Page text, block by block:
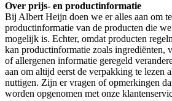
Over prijs- en productinformatie
Bij Albert Heijn doen we er alles aan om
productinformatie van de producten die
mogelijk is. Echter, omdat producten
kan productinformatie zoals ingrediënten,
of allergenen informatie geregeld
aan om altijd eerst de verpakking te lezen
nuttigen. Zijn er vragen of opmerkingen
worden opgenomen met onze